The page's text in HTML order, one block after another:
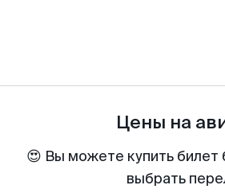
Цены на
😍 Вы можете купить
выбрать